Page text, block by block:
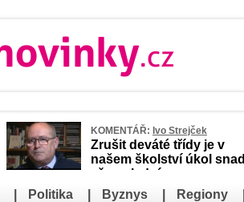
KOMENTÁŘ: Ivo Strejček
Zrušit deváté třídy je v
našem školství úkol snad
až poslední
Politika Byznys Regiony